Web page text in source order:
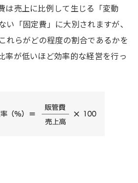
は売上に比例して生じる「変動
い「固定費」に大別されますが、
れらがどの程度の割合であるかを
率が低いほど効率的な経営を行っ